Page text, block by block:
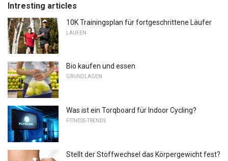
Intresting articles
10K Trainingsplan für fortgeschrittene Läufer
LAUFEN
Bio kaufen und essen
GRUNDLAGEN
Was ist ein Torqboard für Indoor Cycling?
FITNESS-TRENDS
Stellt der Stoffwechsel das Körpergewicht fest?